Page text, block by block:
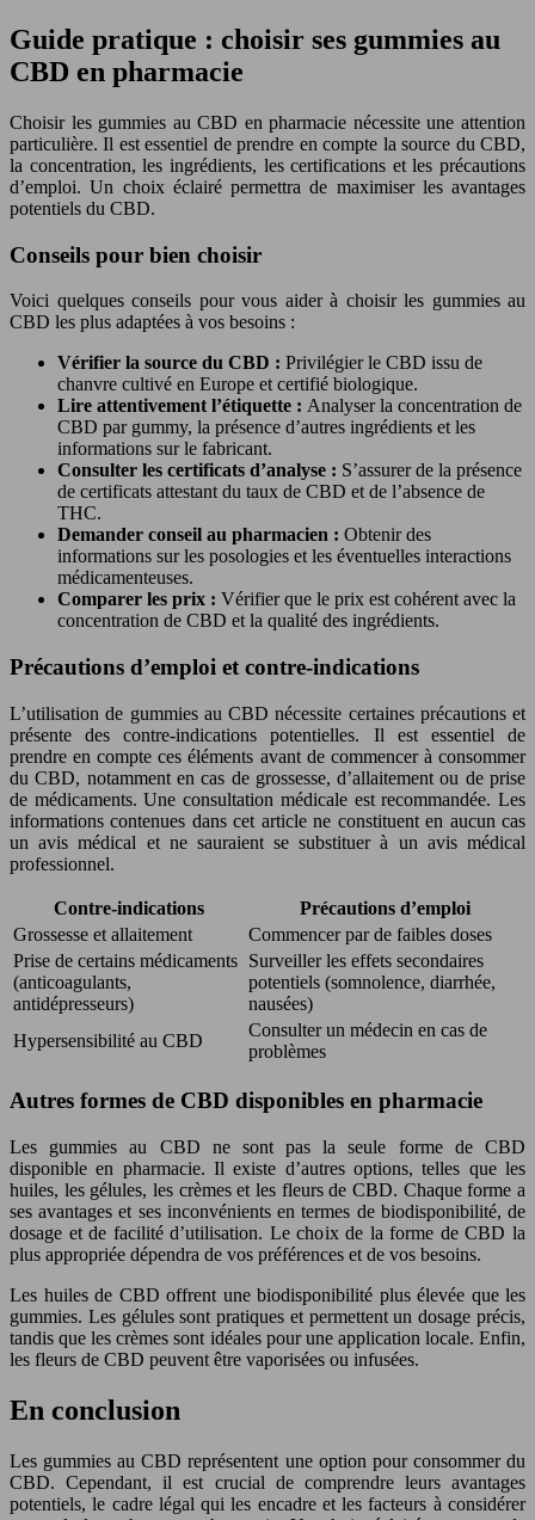
Guide pratique : choisir ses gummies au
CBD en pharmacie
Choisir les gummies au CBD en pharmacie nécessite une attention
particulière. Il est essentiel de prendre en compte la source du CBD,
la concentration, les ingrédients, les certifications et les précautions
d’emploi. Un choix éclairé permettra de maximiser les avantages
potentiels du CBD.
Conseils pour bien choisir
Voici quelques conseils pour vous aider à choisir les gummies au
CBD les plus adaptées à vos besoins :
Vérifier la source du CBD : Privilégier le CBD issu de
chanvre cultivé en Europe et certifié biologique.
Lire attentivement l’étiquette : Analyser la concentration de
CBD par gummy, la présence d’autres ingrédients et les
informations sur le fabricant.
Consulter les certificats d’analyse : S’assurer de la présence
de certificats attestant du taux de CBD et de l’absence de
THC.
Demander conseil au pharmacien : Obtenir des
informations sur les posologies et les éventuelles interactions
médicamenteuses.
Comparer les prix : Vérifier que le prix est cohérent avec la
concentration de CBD et la qualité des ingrédients.
Précautions d’emploi et contre-indications
L’utilisation de gummies au CBD nécessite certaines précautions et
présente des contre-indications potentielles. Il est essentiel de
prendre en compte ces éléments avant de commencer à consommer
du CBD, notamment en cas de grossesse, d’allaitement ou de prise
de médicaments. Une consultation médicale est recommandée. Les
informations contenues dans cet article ne constituent en aucun cas
un avis médical et ne sauraient se substituer à un avis médical
professionnel.
Contre-indications
Précautions d’emploi
Grossesse et allaitement
Commencer par de faibles doses
Prise de certains médicaments
(anticoagulants,
antidépresseurs)
Surveiller les effets secondaires
potentiels (somnolence, diarrhée,
nausées)
Hypersensibilité au CBD
Consulter un médecin en cas de
problèmes
Autres formes de CBD disponibles en pharmacie
Les gummies au CBD ne sont pas la seule forme de CBD
disponible en pharmacie. Il existe d’autres options, telles que les
huiles, les gélules, les crèmes et les fleurs de CBD. Chaque forme a
ses avantages et ses inconvénients en termes de biodisponibilité, de
dosage et de facilité d’utilisation. Le choix de la forme de CBD la
plus appropriée dépendra de vos préférences et de vos besoins.
Les huiles de CBD offrent une biodisponibilité plus élevée que les
gummies. Les gélules sont pratiques et permettent un dosage précis,
tandis que les crèmes sont idéales pour une application locale. Enfin,
les fleurs de CBD peuvent être vaporisées ou infusées.
En conclusion
Les gummies au CBD représentent une option pour consommer du
CBD. Cependant, il est crucial de comprendre leurs avantages
potentiels, le cadre légal qui les encadre et les facteurs à considérer